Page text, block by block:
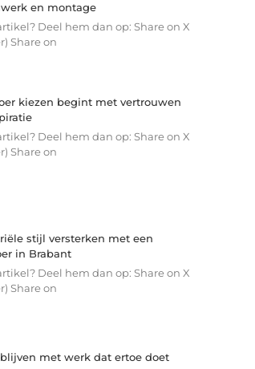
en montage
Deel hem dan op: Share on X
Share on
kiezen begint met vertrouwen
Deel hem dan op: Share on X
Share on
stijl versterken met een
in Brabant
Deel hem dan op: Share on X
Share on
met werk dat ertoe doet